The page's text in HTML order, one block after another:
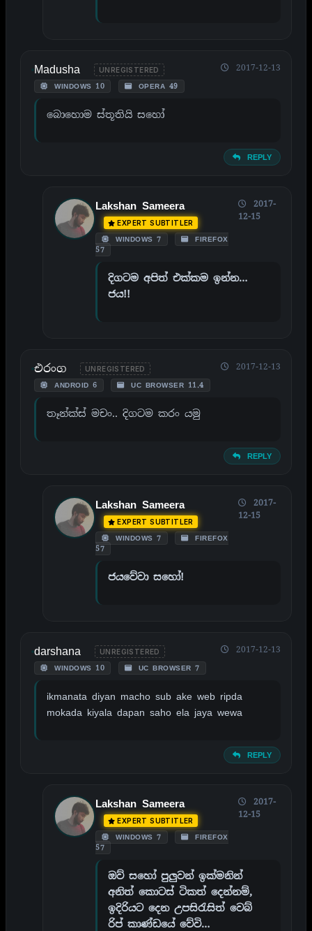
Madusha UNREGISTERED
WINDOWS 10 OPERA 49
2017-12-13
බොහොම ස්තූතියි සහෝ
REPLY
Lakshan Sameera
EXPERT SUBTITLER
WINDOWS 7
FIREFOX
57
2017-
12-15
දිගටම අපිත් එක්කම ඉන්න…
ජය!!
එරංග UNREGISTERED
ANDROID 6 UC BROWSER 11.4
2017-12-13
තෑන්ක්ස් මචං.. දිගටම කරං යමු
REPLY
Lakshan Sameera
EXPERT SUBTITLER
WINDOWS 7
FIREFOX
57
2017-
12-15
ජයවේවා සහෝ!
darshana UNREGISTERED
WINDOWS 10 UC BROWSER 7
2017-12-13
ikmanata diyan macho sub ake web ripda
mokada kiyala dapan saho ela jaya wewa
REPLY
Lakshan Sameera
EXPERT SUBTITLER
WINDOWS 7
FIREFOX
57
2017-
12-15
ඔව් සහෝ පුලුවන් ඉක්මනින්
අනිත් කොටස් ටිකත් දෙන්නම්,
ඉදිරියට දෙන උපසිරැසිත් වෙබ්
රිප් කාණ්ඩයේ වේවි…